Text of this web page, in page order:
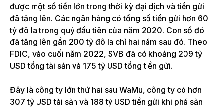
được một số tiền lớn trong thời kỳ đại dịch và tiền gửi
đã tăng lên. Các ngân hàng có tổng số tiền gửi hơn 60
tỷ đô la trong quý đầu tiên của năm 2020. Con số đó
đã tăng lên gần 200 tỷ đô la chỉ hai năm sau đó. Theo
FDIC, vào cuối năm 2022, SVB đã có khoảng 209 tỷ
USD tổng tài sản và 175 tỷ USD tổng tiền gửi.
Đây là công ty lớn thứ hai sau WaMu, công ty có hơn
307 tỷ USD tài sản và 188 tỷ USD tiền gửi khi phá sản